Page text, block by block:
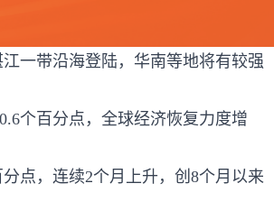
一带沿海登陆，华南等地将有较强
个百分点，全球经济恢复力度增
点，连续2个月上升，创8个月以来